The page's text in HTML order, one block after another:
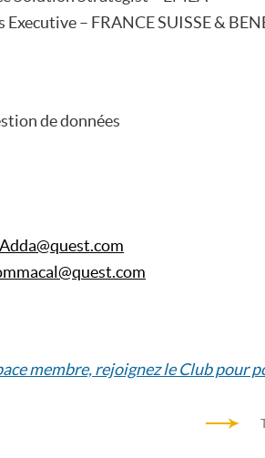
– FRANCE SUISSE &
de données
membre, rejoignez le Club pour